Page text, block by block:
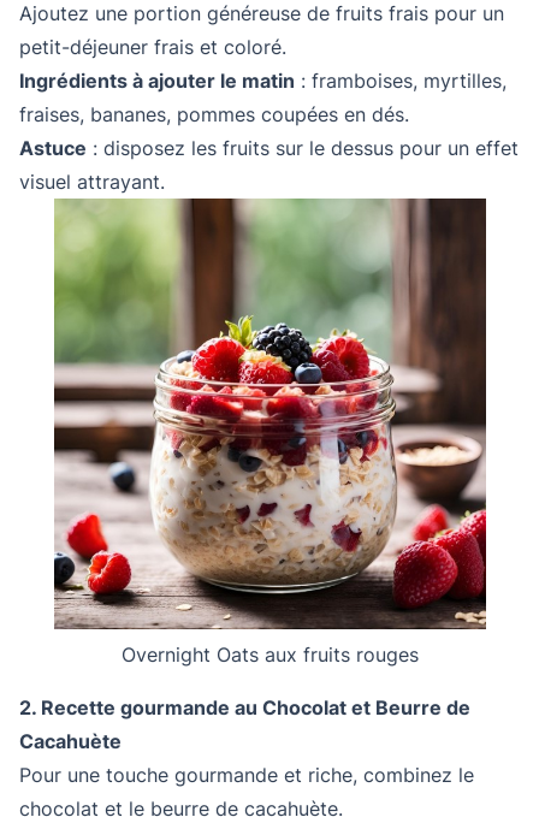
Ajoutez une portion généreuse de fruits frais pour un
petit-déjeuner frais et coloré.
Ingrédients à ajouter le matin : framboises, myrtilles,
fraises, bananes, pommes coupées en dés.
Astuce : disposez les fruits sur le dessus pour un effet
visuel attrayant.
Overnight Oats aux fruits rouges
2. Recette gourmande au Chocolat et Beurre de
Cacahuète
Pour une touche gourmande et riche, combinez le
chocolat et le beurre de cacahuète.